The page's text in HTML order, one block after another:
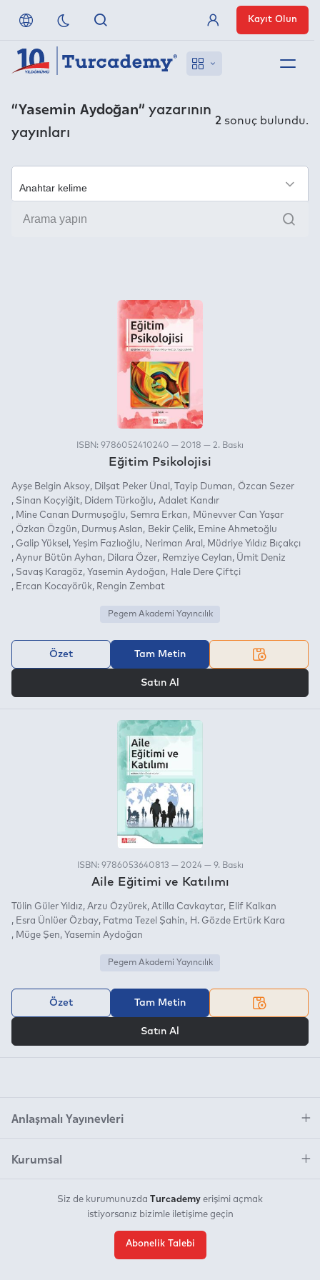
Referanslarımız
Uzaktan Erişim
Nasıl Erişirim
Üye Girişi
Kayıt Olun
“Yasemin Aydoğan” yazarının
yayınları
2 sonuç bulundu.
Ara
ISBN: 9786052410240 — 2018 — 2. Baskı
Eğitim Psikolojisi
Ayşe Belgin Aksoy Dilşat Peker Ünal Tayip Duman
Özcan Sezer
Sinan Koçyiğit
Didem Türkoğlu
Adalet Kandır
Mine Canan Durmuşoğlu
Semra Erkan
Münevver Can Yaşar
Özkan Özgün
Durmuş Aslan Bekir Çelik
Emine Ahmetoğlu
Galip Yüksel
Yeşim Fazlıoğlu Neriman Aral
Müdriye Yıldız Bıçakçı
Aynur Bütün Ayhan
Dilara Özer Remziye Ceylan
Ümit Deniz
Savaş Karagöz
Yasemin Aydoğan
Hale Dere Çiftçi
Ercan Kocayörük
Rengin Zembat
Pegem Akademi Yayıncılık
Özet Tam Metin
Satın Al
ISBN: 9786053640813 — 2024 — 9. Baskı
Aile Eğitimi ve Katılımı
Tülin Güler Yıldız Arzu Özyürek Atilla Cavkaytar
Elif Kalkan
Esra Ünlüer Özbay
Fatma Tezel Şahin
H. Gözde Ertürk Kara
Müge Şen
Yasemin Aydoğan
Pegem Akademi Yayıncılık
Özet Tam Metin
Satın Al
Anlaşmalı Yayınevleri
Kurumsal
Siz de kurumunuzda Turcademy erişimi açmak
istiyorsanız bizimle iletişime geçin
Abonelik Talebi